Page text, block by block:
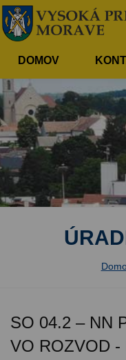
DOMOV
SO 04.2 – NN
VO ROZVOD -